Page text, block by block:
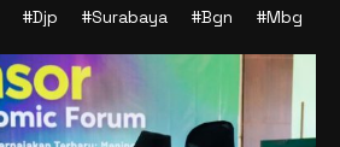
#Djp #Surabaya #Bgn #Mbg